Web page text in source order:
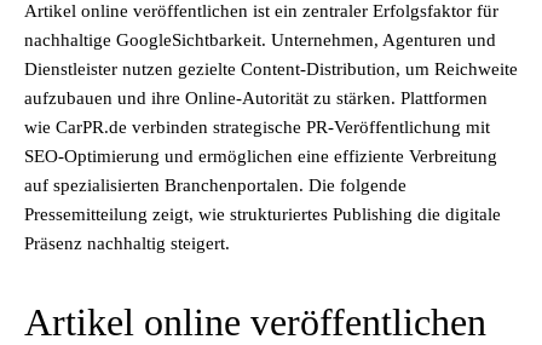
Artikel online veröffentlichen ist ein zentraler Erfolgsfaktor für
nachhaltige GoogleSichtbarkeit. Unternehmen, Agenturen und
Dienstleister nutzen gezielte Content-Distribution, um Reichweite
aufzubauen und ihre Online-Autorität zu stärken. Plattformen
wie CarPR.de verbinden strategische PR-Veröffentlichung mit
SEO-Optimierung und ermöglichen eine effiziente Verbreitung
auf spezialisierten Branchenportalen. Die folgende
Pressemitteilung zeigt, wie strukturiertes Publishing die digitale
Präsenz nachhaltig steigert.
Artikel online veröffentlichen